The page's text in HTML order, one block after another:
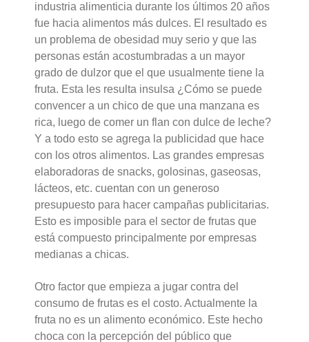
industria alimenticia durante los últimos 20 años
fue hacia alimentos más dulces. El resultado es
un problema de obesidad muy serio y que las
personas están acostumbradas a un mayor
grado de dulzor que el que usualmente tiene la
fruta. Esta les resulta insulsa ¿Cómo se puede
convencer a un chico de que una manzana es
rica, luego de comer un flan con dulce de leche?
Y a todo esto se agrega la publicidad que hace
con los otros alimentos. Las grandes empresas
elaboradoras de snacks, golosinas, gaseosas,
lácteos, etc. cuentan con un generoso
presupuesto para hacer campañas publicitarias.
Esto es imposible para el sector de frutas que
está compuesto principalmente por empresas
medianas a chicas.
Otro factor que empieza a jugar contra del
consumo de frutas es el costo. Actualmente la
fruta no es un alimento económico. Este hecho
choca con la percepción del público que